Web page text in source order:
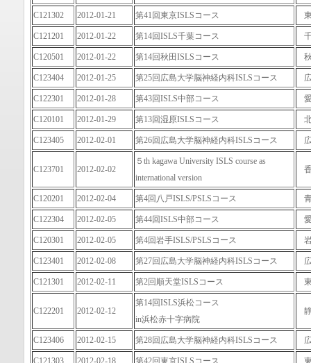
C121302 2012-01-21 第41回東京ISLSコース
C121201 2012-01-22 第14回ISLS千葉コース
C120501 2012-01-22 第14回秋田ISLSコース
C123404 2012-01-25 第25回広島大学脳神経内科ISLSコース
C122301 2012-01-28 第43回ISLS中部コース
C120101 2012-01-29 第13回湿原ISLSコース
C123405 2012-02-01 第26回広島大学脳神経内科ISLSコース
C123701 2012-02-02
５th kagawa University ISLS course as
international version
C120201 2012-02-04 第4回八戸ISLS/PSLSコース
C122304 2012-02-05 第44回ISLS中部コース
C120301 2012-02-05 第4回岩手ISLS/PSLSコース
C123401 2012-02-08 第27回広島大学脳神経内科ISLSコース
C121301 2012-02-11 第2回順天堂ISLSコース
C122201 2012-02-12
第14回ISLS浜松コース
in浜松赤十字病院
C123406 2012-02-15 第28回広島大学脳神経内科ISLSコース
C121303 2012-02-18 第42回東京ISLSコース